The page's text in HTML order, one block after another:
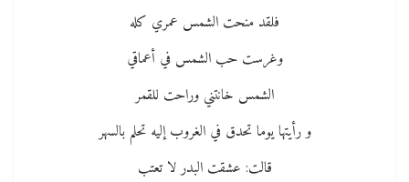
فلقد منحت الشمس عمري كله
وغرست حب الشمس في أعماقي
الشمس خانتني وراحت للقمر
و رأيتها يوما تحدق في الغروب إليه تحلم بالسهر
قالت: عشقت البدر لا تعتب